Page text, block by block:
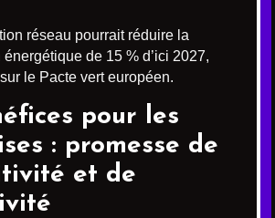
réseau pourrait réduire la
de 15 % d’ici 2027,
le Pacte vert européen.
pour les
: promesse de
et de